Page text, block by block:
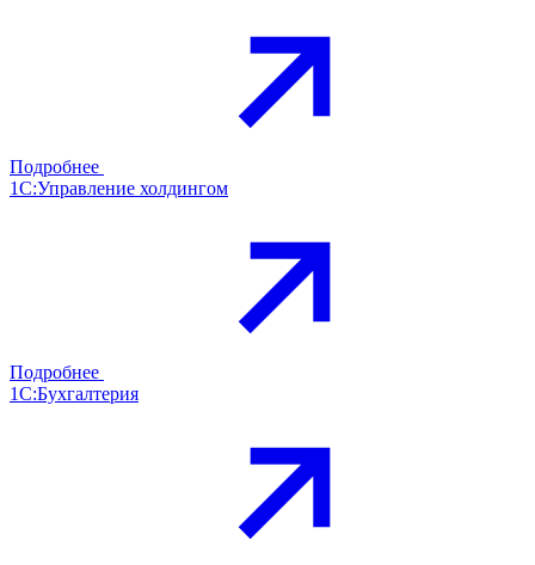
Подробнее
1С:Управление холдингом
Подробнее
1С:Бухгалтерия